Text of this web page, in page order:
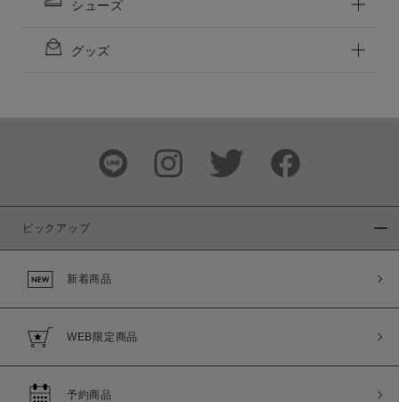
シューズ
グッズ
ピックアップ
新着商品
WEB限定商品
予約商品